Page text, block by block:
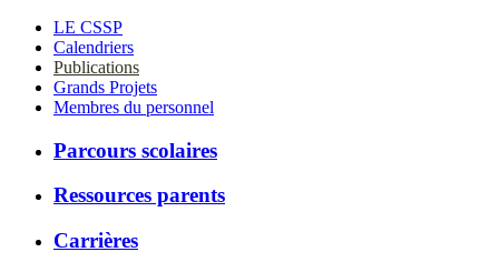
LE CSSP
Calendriers
Publications
Grands Projets
Membres du personnel
Parcours scolaires
Ressources parents
Carrières